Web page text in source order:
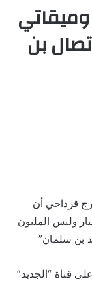
بن
قرداحي أن
وليس المليون
بن سلمان”
قناة “الجديد”